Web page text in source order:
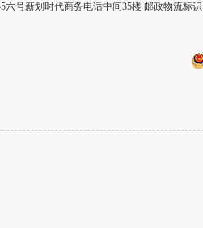
号新划时代商务电话中间35楼 邮政物流标